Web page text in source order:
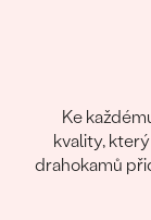
Ke
kvality,
drahokamů